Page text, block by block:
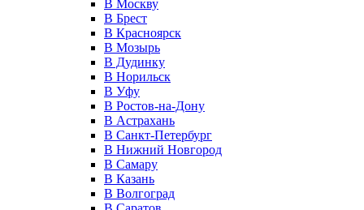
В Москву
В Брест
В Красноярск
В Мозырь
В Дудинку
В Норильск
В Уфу
В Ростов-на-Дону
В Астрахань
В Санкт-Петербург
В Нижний Новгород
В Самару
В Казань
В Волгоград